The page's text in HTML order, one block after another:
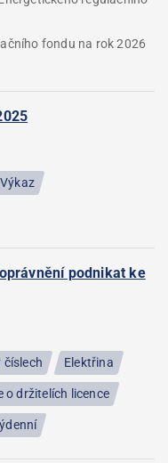
fondu na rok 2026
Výkaz
podnikat ke
číslech Elektřina
o držitelích licence